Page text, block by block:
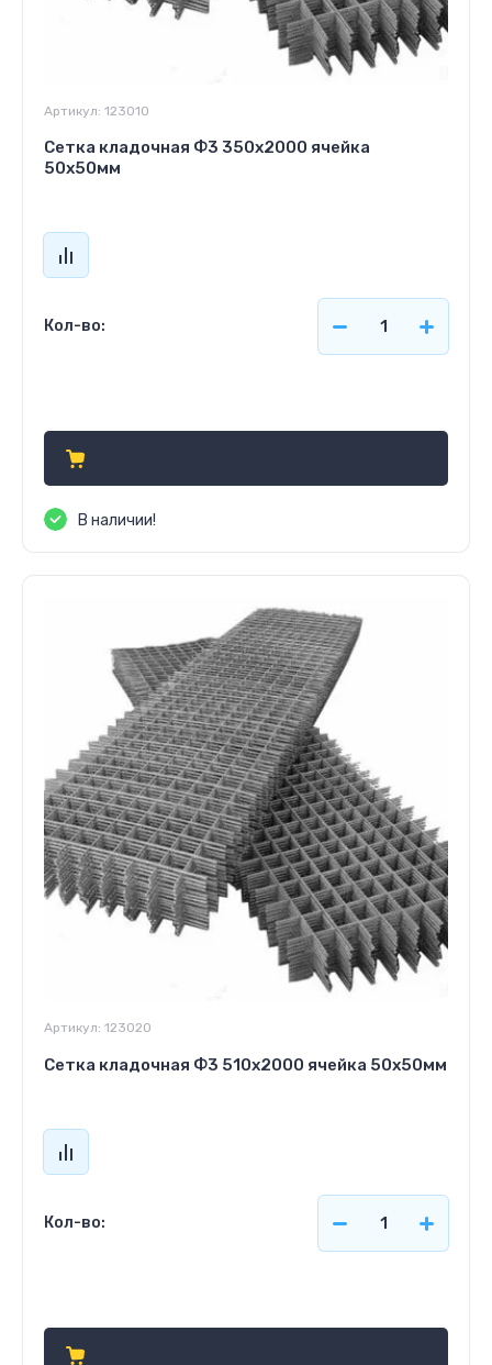
Артикул: 123010
Сетка кладочная Ф3 350х2000 ячейка
50х50мм
Кол-во:
В наличии!
Артикул: 123020
Сетка кладочная Ф3 510х2000 ячейка 50х50мм
Кол-во: